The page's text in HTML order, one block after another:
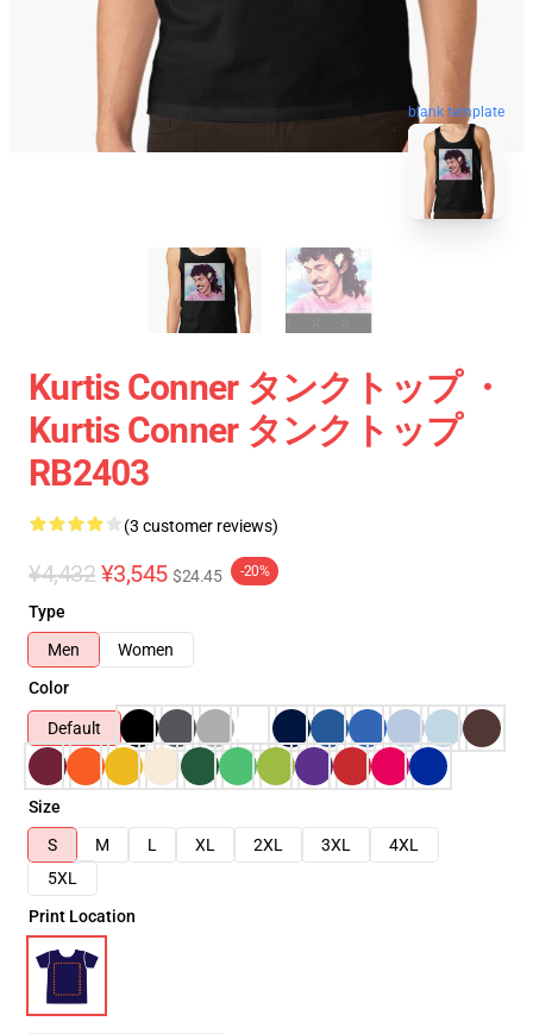
blank template
Kurtis Conner タンクトップ ・
Kurtis Conner タンクトップ
RB2403
(3 customer reviews)
¥4,432 ¥3,545 $24.45 -20%
Type
Men
Women
Color
Default
Size
S
M L XL 2XL 3XL
4XL
5XL
Print Location